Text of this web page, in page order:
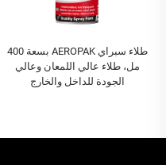
طلاء سبراي AEROPAK بسعة 400
مل، طلاء عالي اللمعان وعالي
الجودة للداخل والخارج